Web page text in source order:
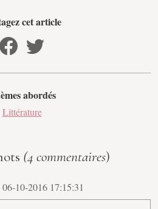
cet article
abordés
Littérature
(4 commentaires)
06-10-2016 17:15:31